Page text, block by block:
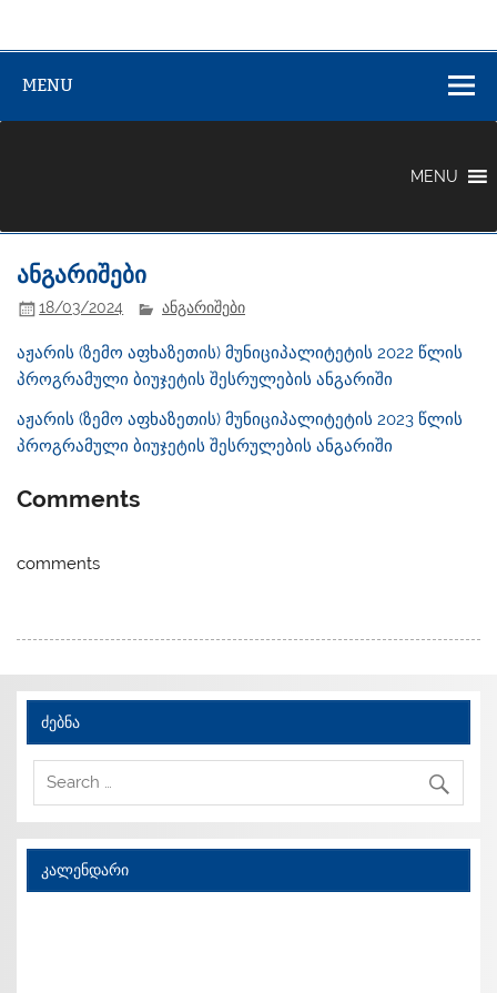
აფხაზეთის)
MENU
MENU
ანგარიშები
18/03/2024 ანგარიშები
აჟარის (ზემო აფხაზეთის) მუნიციპალიტეტის 2022 წლის
პროგრამული ბიუჯეტის შესრულების ანგარიში
აჟარის (ზემო აფხაზეთის) მუნიციპალიტეტის 2023 წლის
პროგრამული ბიუჯეტის შესრულების ანგარიში
Comments
comments
ძებნა
კალენდარი